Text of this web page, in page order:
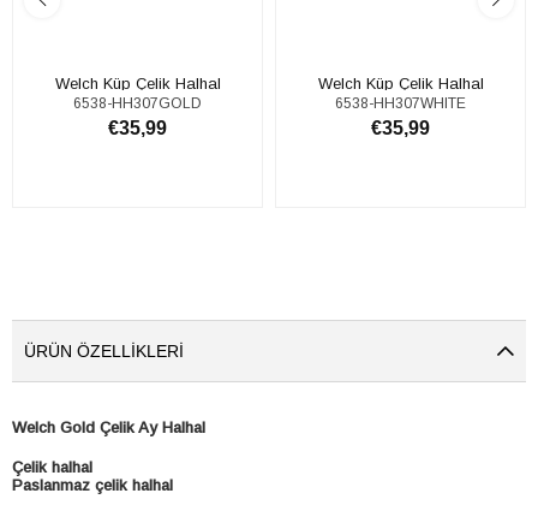
Welch Küp Çelik Halhal
6538-HH307GOLD
€35,99
Welch Küp Çelik Halhal
6538-HH307WHITE
€35,99
ÜRÜN ÖZELLIKLERI
Welch Gold Çelik Ay Halhal
Çelik halhal
Paslanmaz çelik halhal